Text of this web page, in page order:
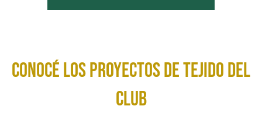
conocé los Proyectos de tejido del
club